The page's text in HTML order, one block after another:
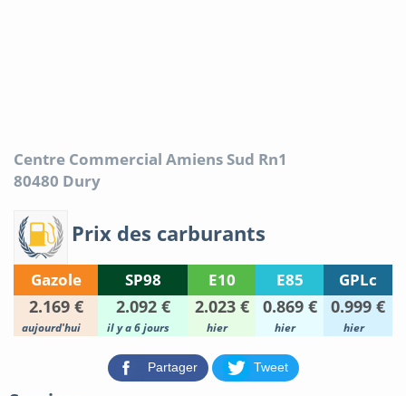
Centre Commercial Amiens Sud Rn1
80480 Dury
Prix des carburants
Gazole SP98 E10 E85 GPLc
2.169 € 2.092 € 2.023 € 0.869 € 0.999 €
aujourd'hui il y a 6 jours hier hier hier
Partager Tweet